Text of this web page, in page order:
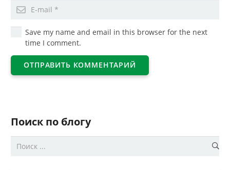
Save my name and email in this browser for the next
time I comment.
ОТПРАВИТЬ КОММЕНТАРИЙ
Поиск по блогу